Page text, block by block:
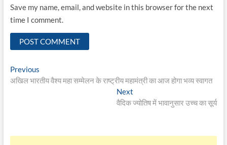
Save my name, email, and website in this browser for the next
time I comment.
Post
navigation
PreviousPrevious
post:
अखिल भारतीय वैश्य महा सम्मेलन के राष्ट्रीय महामंत्री का आज होगा भव्य स्वागत
Next
post:
वैदिक ज्योतिष में भावानुसार उच्च का सूर्य